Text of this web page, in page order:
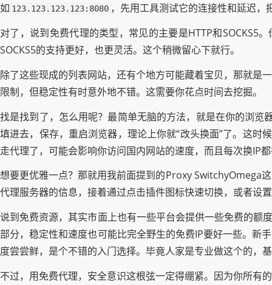
如 123.123.123.123:8080 ，先用工具测试它的连接性和延迟
对了，说到免费代理的类型，常见的主要是HTTP和SOCKS5
SOCKS5的支持更好，也更灵活。这个稍微留心下就行。
除了这些现成的列表网站，还有个地方可能藏着宝贝，那就是
限制，但稳定性有时意外地不错。这需要你花点时间去挖掘。
找是找到了，怎么用呢？最简单无脑的方法，就是在你的浏
填进去，保存，重启浏览器，理论上你就“改头换面”了。这时
走代理了，可能会影响你访问国内网站的速度，而且每次换IP
想要更优雅一点？那就用我前面提到的Proxy SwitchyOmega
代理服务器的信息，接着通过点击插件图标快速切换，或者设
说到免费资源，其实市面上也有一些平台会提供一些免费的额
部分，稳定性和速度也可能比完全野生的免费IP要好一些。新
度尝尝鲜，是个不错的入门选择。毕竟人家是专业做这个的，
不过，用免费代理，安全意识这根弦一定得绷紧。因为你所有